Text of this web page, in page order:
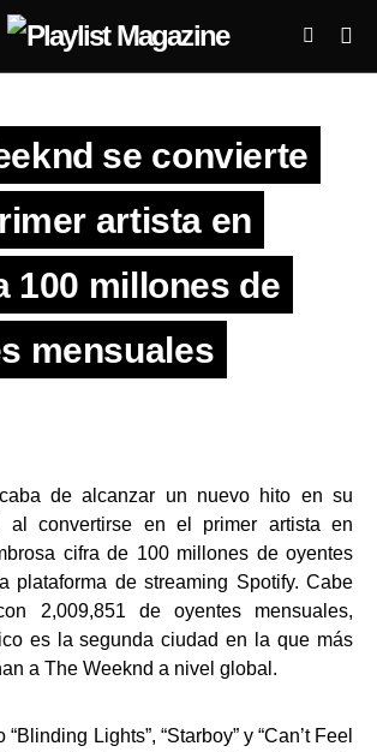
se convierte
artista en
100 millones de
mensuales
de alcanzar un nuevo hito en su
al convertirse en el primer artista en
cifra de 100 millones de oyentes
plataforma de streaming Spotify. Cabe
2,009,851 de oyentes mensuales,
es la segunda ciudad en la que más
a The Weeknd a nivel global.
Lights”, “Starboy” y “Can’t Feel